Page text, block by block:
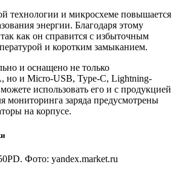
технологии и микросхеме повышается
энергии. Благодаря этому
как он справится с избыточным
и коротким замыканием.
и оснащено не только
но и Micro-USB, Type-C, Lightning-
использовать его и с продукцией
мониторинга заряда предусмотрены
на корпусе.